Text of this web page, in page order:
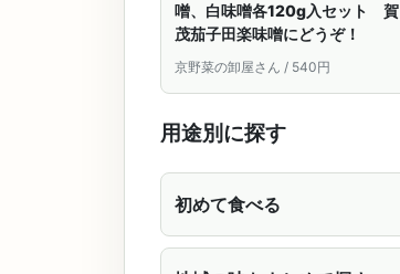
噌、白味噌各120g入セット 賀
茂茄子田楽味噌にどうぞ！
京野菜の卸屋さん / 540円
用途別に探す
初めて食べる